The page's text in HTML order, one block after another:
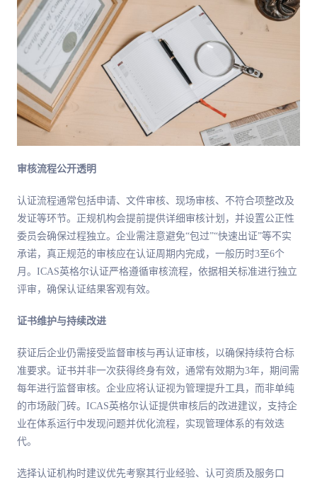
审核流程公开透明
认证流程通常包括申请、文件审核、现场审核、不符合项整改及
发证等环节。正规机构会提前提供详细审核计划，并设置公正性
委员会确保过程独立。企业需注意避免“包过”“快速出证”等不实
承诺，真正规范的审核应在认证周期内完成，一般历时3至6个
月。ICAS英格尔认证严格遵循审核流程，依据相关标准进行独立
评审，确保认证结果客观有效。
证书维护与持续改进
获证后企业仍需接受监督审核与再认证审核，以确保持续符合标
准要求。证书并非一次获得终身有效，通常有效期为3年，期间需
每年进行监督审核。企业应将认证视为管理提升工具，而非单纯
的市场敲门砖。ICAS英格尔认证提供审核后的改进建议，支持企
业在体系运行中发现问题并优化流程，实现管理体系的有效迭
代。
选择认证机构时建议优先考察其行业经验、认可资质及服务口